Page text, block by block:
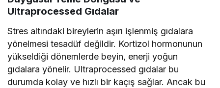
Ultraprocessed Gıdalar
Stres altındaki bireylerin aşırı işlenmiş gıdalara
yönelmesi tesadüf değildir. Kortizol hormonunun
yükseldiği dönemlerde beyin, enerji yoğun
gıdalara yönelir. Ultraprocessed gıdalar bu
durumda kolay ve hızlı bir kaçış sağlar. Ancak bu